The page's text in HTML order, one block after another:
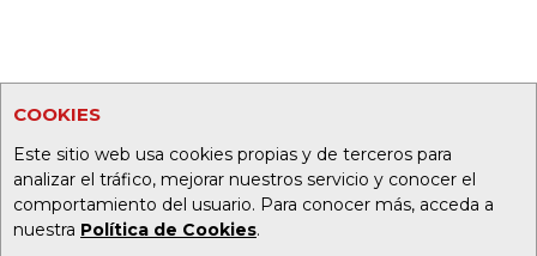
COOKIES
Este sitio web usa cookies propias y de terceros para
analizar el tráfico, mejorar nuestros servicio y conocer el
comportamiento del usuario. Para conocer más, acceda a
nuestra Política de Cookies.